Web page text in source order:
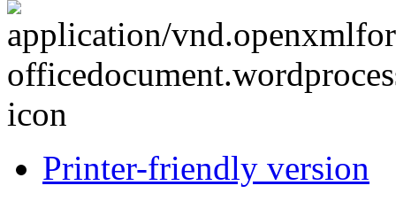
Printer-friendly version